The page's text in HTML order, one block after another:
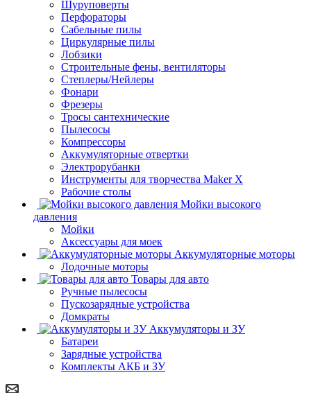
Шуруповерты
Перфораторы
Сабельные пилы
Циркулярные пилы
Лобзики
Строительные фены, вентиляторы
Степлеры/Нейлеры
Фонари
Фрезеры
Тросы сантехнические
Пылесосы
Компрессоры
Аккумуляторные отвертки
Электрорубанки
Инструменты для творчества Maker X
Рабочие столы
Мойки высокого
давления
Мойки
Аксессуары для моек
Аккумуляторные моторы
Лодочные моторы
Товары для авто
Ручные пылесосы
Пускозарядные устройства
Домкраты
Аккумуляторы и ЗУ
Батареи
Зарядные устройства
Комплекты АКБ и ЗУ